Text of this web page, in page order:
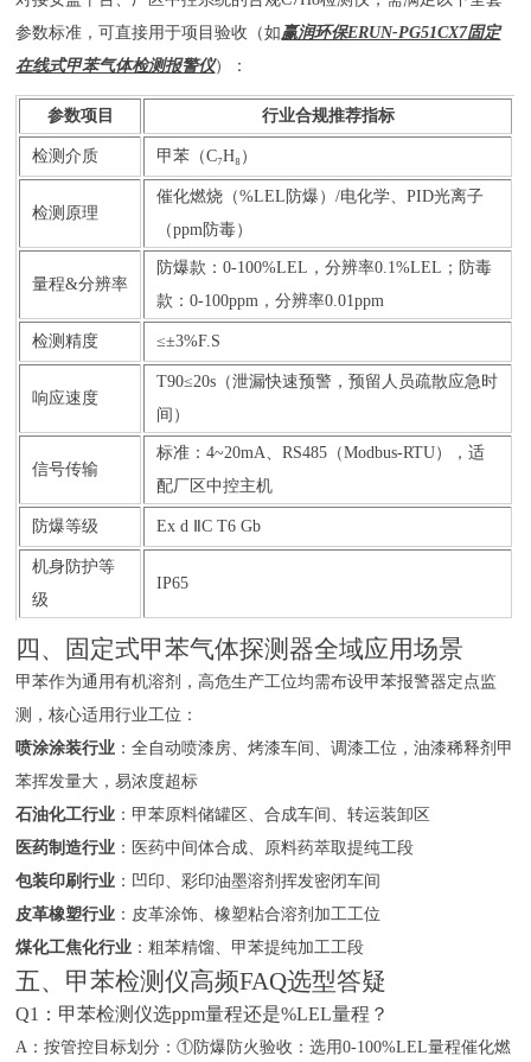
参数标准，可直接用于项目验收（如赢润环保ERUN-PG51CX7固定
在线式甲苯气体检测报警仪）：
参数项目 行业合规推荐指标
检测介质 甲苯（C₇H₈）
检测原理
催化燃烧（%LEL防爆）/电化学、PID光离子
（ppm防毒）
量程&分辨率
防爆款：0-100%LEL，分辨率0.1%LEL；防毒
款：0-100ppm，分辨率0.01ppm
检测精度 ≤±3%F.S
响应速度
T90≤20s（泄漏快速预警，预留人员疏散应急时
间）
信号传输
标准：4~20mA、RS485（Modbus-RTU），适
配厂区中控主机
防爆等级 Ex d ⅡC T6 Gb
机身防护等
级
IP65
四、固定式甲苯气体探测器全域应用场景
甲苯作为通用有机溶剂，高危生产工位均需布设甲苯报警器定点监
测，核心适用行业工位：
喷涂涂装行业 ：全自动喷漆房、烤漆车间、调漆工位，油漆稀释剂甲
苯挥发量大，易浓度超标
石油化工行业 ：甲苯原料储罐区、合成车间、转运装卸区
医药制造行业 ：医药中间体合成、原料药萃取提纯工段
包装印刷行业 ：凹印、彩印油墨溶剂挥发密闭车间
皮革橡塑行业 ：皮革涂饰、橡塑粘合溶剂加工工位
煤化工焦化行业 ：粗苯精馏、甲苯提纯加工工段
五、甲苯检测仪高频FAQ选型答疑
Q1：甲苯检测仪选ppm量程还是%LEL量程？
A：按管控目标划分：①防爆防火验收：选用0-100%LEL量程催化燃